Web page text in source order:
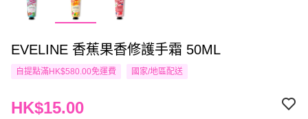
EVELINE 香蕉果香修護手霜 50ML
自提點滿HK$580.00免運費 國家/地區配送
HK$15.00